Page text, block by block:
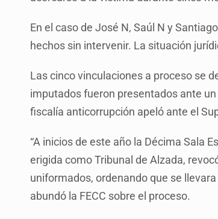
En el caso de José N, Saúl N y
hechos sin intervenir. La situación
Las cinco vinculaciones a proceso se
imputados fueron presentados ante
fiscalía anticorrupción apeló ante el
“A inicios de este año la Décima Sala
erigida como Tribunal de Alzada,
uniformados, ordenando que se
abundó la FECC sobre el proceso.